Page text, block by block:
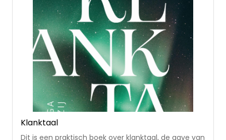
Klanktaal
Dit is een praktisch boek over klanktaal, de gave van